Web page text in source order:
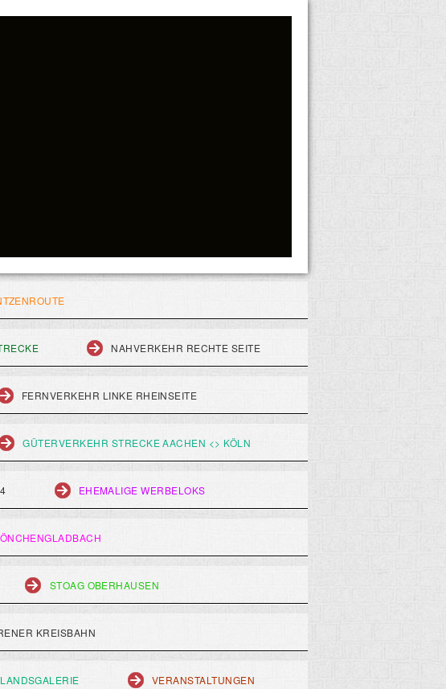
NAHVERKEHR RECHTE SEITE
FERNVERKEHR LINKE RHEINSEITE
GÜTERVERKEHR STRECKE AACHEN <> KÖLN
EHEMALIGE WERBELOKS
STOAG OBERHAUSEN
KREISBAHN
VERANSTALTUNGEN